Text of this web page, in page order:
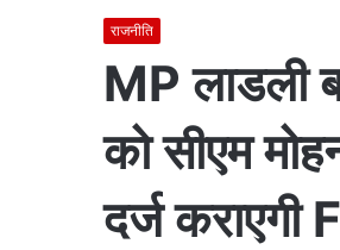
राजनीति
MP लाडली
को सीएम
दर्ज कराएगी